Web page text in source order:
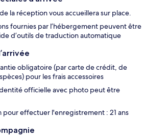
la réception vous accueillera sur place.
fournies par l’hébergement peuvent être
d’outils de traduction automatique
obligatoire (par carte de crédit, de
pour les frais accessoires
officielle avec photo peut être
pour effectuer l'enregistrement : 21 ans